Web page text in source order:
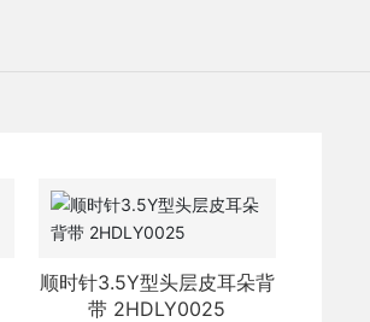
顺时针3.5Y型头层皮耳朵背
带 2HDLY0025